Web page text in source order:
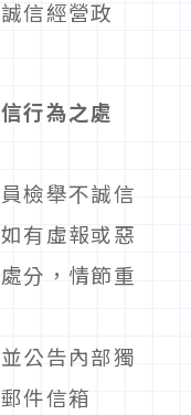
信經營政
行為之處
檢舉不誠信
有虛報或惡
分，情節重
公告內部獨
件信箱